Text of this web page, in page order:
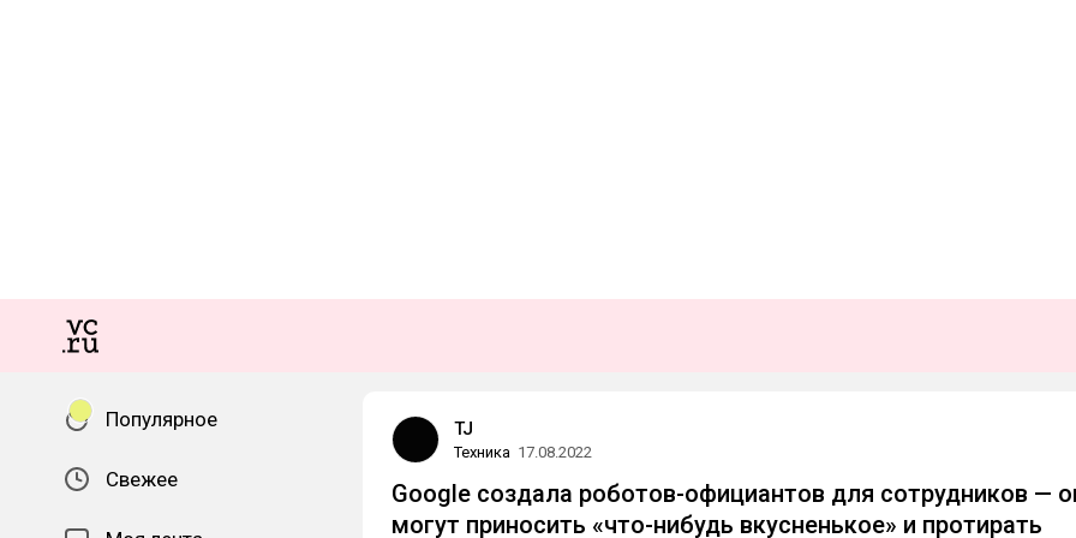
Популярное
Свежее
TJ
Техника 17.08.2022
Google создала роботов-официантов для сотрудников —
могут приносить «что-нибудь вкусненькое» и протирать